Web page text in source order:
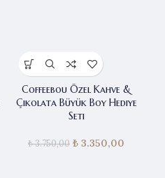
Coffeebou Özel Kahve &
Çikolata Büyük Boy Hediye
Seti
₺3.750,00
Orijinal fiyat:
₺ 3.350,00